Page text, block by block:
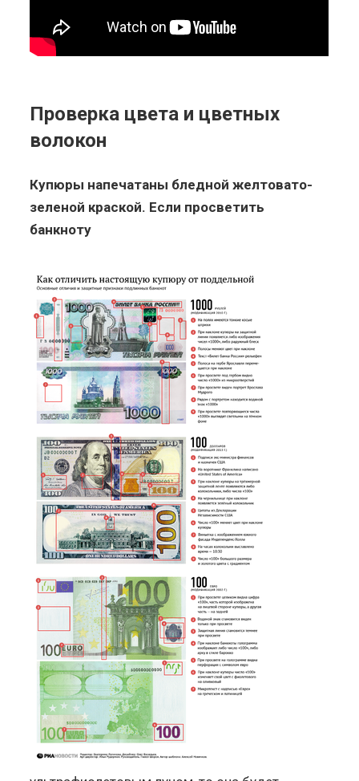
Проверка цвета и цветных
волокон
Купюры напечатаны бледной желтовато-
зеленой краской. Если просветить
банкноту